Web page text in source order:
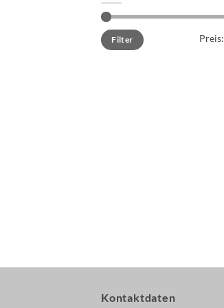
Min.
Preis
Max.
PreisFilter Preis:
Kontaktdaten